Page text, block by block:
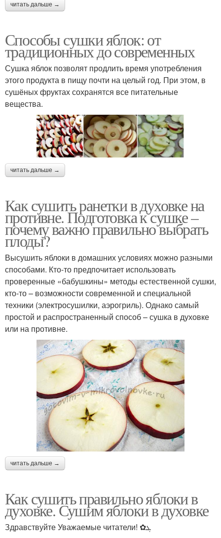
читать дальше →
Способы сушки яблок: от
традиционных до современных
Сушка яблок позволят продлить время употребления
этого продукта в пищу почти на целый год. При этом, в
сушёных фруктах сохранятся все питательные
вещества.
читать дальше →
Как сушить ранетки в духовке на
противне. Подготовка к сушке –
почему важно правильно выбрать
плоды?
Высушить яблоки в домашних условиях можно разными
способами. Кто-то предпочитает использовать
проверенные «бабушкины» методы естественной сушки,
кто-то – возможности современной и специальной
техники (электросушилки, аэрогриль). Однако самый
простой и распространенный способ – сушка в духовке
или на противне.
читать дальше →
Как сушить правильно яблоки в
духовке. Сушим яблоки в духовке
Здравствуйте Уважаемые читатели! ✿ܓ